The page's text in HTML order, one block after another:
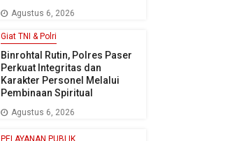
Agustus 6, 2026
Giat TNI & Polri
Binrohtal Rutin, Polres Paser
Perkuat Integritas dan
Karakter Personel Melalui
Pembinaan Spiritual
Agustus 6, 2026
PELAYANAN PUBLIK